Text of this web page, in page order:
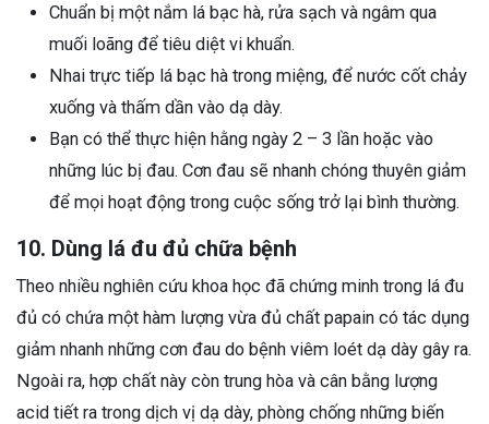
Chuẩn bị một nắm lá bạc hà, rửa sạch và ngâm qua
muối loãng để tiêu diệt vi khuẩn.
Nhai trực tiếp lá bạc hà trong miệng, để nước cốt chảy
xuống và thấm dần vào dạ dày.
Bạn có thể thực hiện hằng ngày 2 – 3 lần hoặc vào
những lúc bị đau. Cơn đau sẽ nhanh chóng thuyên giảm
để mọi hoạt động trong cuộc sống trở lại bình thường.
10. Dùng lá đu đủ chữa bệnh
Theo nhiều nghiên cứu khoa học đã chứng minh trong lá đu
đủ có chứa một hàm lượng vừa đủ chất papain có tác dụng
giảm nhanh những cơn đau do bệnh viêm loét dạ dày gây ra.
Ngoài ra, hợp chất này còn trung hòa và cân bằng lượng
acid tiết ra trong dịch vị dạ dày, phòng chống những biến